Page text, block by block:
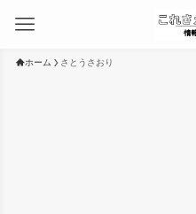
ホーム さとうさおり